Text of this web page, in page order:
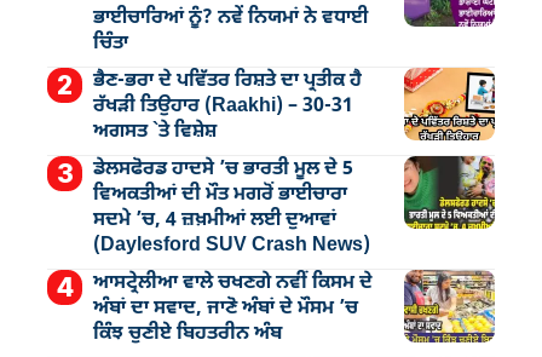
ਭਾਈਚਾਰਿਆਂ ਨੂੰ? ਨਵੇਂ ਨਿਯਮਾਂ ਨੇ ਵਧਾਈ
ਚਿੰਤਾ
ਭੈਣ-ਭਰਾ ਦੇ ਪਵਿੱਤਰ ਰਿਸ਼ਤੇ ਦਾ ਪ੍ਰਤੀਕ ਹੈ
ਰੱਖੜੀ ਤਿਉਹਾਰ (Raakhi) – 30-31
ਅਗਸਤ `ਤੇ ਵਿਸ਼ੇਸ਼
ਡੇਲਸਫੋਰਡ ਹਾਦਸੇ ’ਚ ਭਾਰਤੀ ਮੂਲ ਦੇ 5
ਵਿਅਕਤੀਆਂ ਦੀ ਮੌਤ ਮਗਰੋਂ ਭਾਈਚਾਰਾ
ਸਦਮੇ ’ਚ, 4 ਜ਼ਖ਼ਮੀਆਂ ਲਈ ਦੁਆਵਾਂ
(Daylesford SUV Crash News)
ਆਸਟ੍ਰੇਲੀਆ ਵਾਲੇ ਚਖਣਗੇ ਨਵੀਂ ਕਿਸਮ ਦੇ
ਅੰਬਾਂ ਦਾ ਸਵਾਦ, ਜਾਣੋ ਅੰਬਾਂ ਦੇ ਮੌਸਮ ’ਚ
ਕਿੰਝ ਚੁਣੀਏ ਬਿਹਤਰੀਨ ਅੰਬ